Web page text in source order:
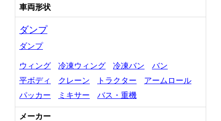
車両形状
ダンプ
ダンプ
ウィング 冷凍ウィング 冷凍バン
バン
平ボディ
クレーン トラクター
アームロール
パッカー
ミキサー バス・重機
メーカー